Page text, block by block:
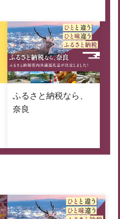
ふるさと納税なら、
奈良